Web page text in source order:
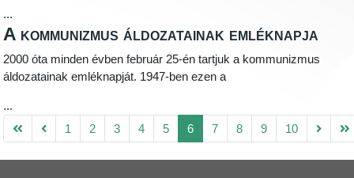
...
A kommunizmus áldozatainak emléknapja
2000 óta minden évben február 25-én tartjuk a kommunizmus
áldozatainak emléknapját. 1947-ben ezen a
...
1
2 3 4 5 6 7 8 9 10